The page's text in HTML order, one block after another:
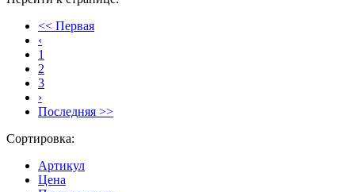
<< Первая
‹
1
2
3
›
Последняя >>
Сортировка:
Артикул
Цена